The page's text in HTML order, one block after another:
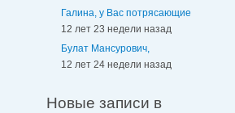
Галина, у Вас потрясающие
12 лет 23 недели назад
Булат Мансурович,
12 лет 24 недели назад
Новые записи в